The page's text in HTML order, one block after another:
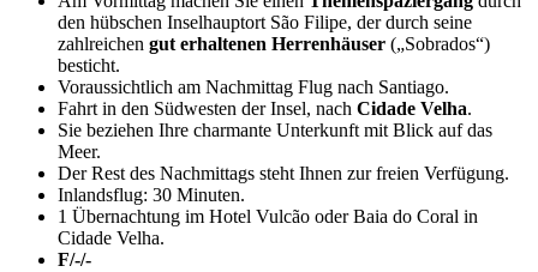
den hübschen Inselhauptort São Filipe, der durch seine
zahlreichen gut erhaltenen Herrenhäuser („Sobrados“)
besticht.
Voraussichtlich am Nachmittag Flug nach Santiago.
Fahrt in den Südwesten der Insel, nach Cidade Velha.
Sie beziehen Ihre charmante Unterkunft mit Blick auf das
Meer.
Der Rest des Nachmittags steht Ihnen zur freien Verfügung.
Inlandsflug: 30 Minuten.
1 Übernachtung im Hotel Vulcão oder Baia do Coral in
Cidade Velha.
F/-/-